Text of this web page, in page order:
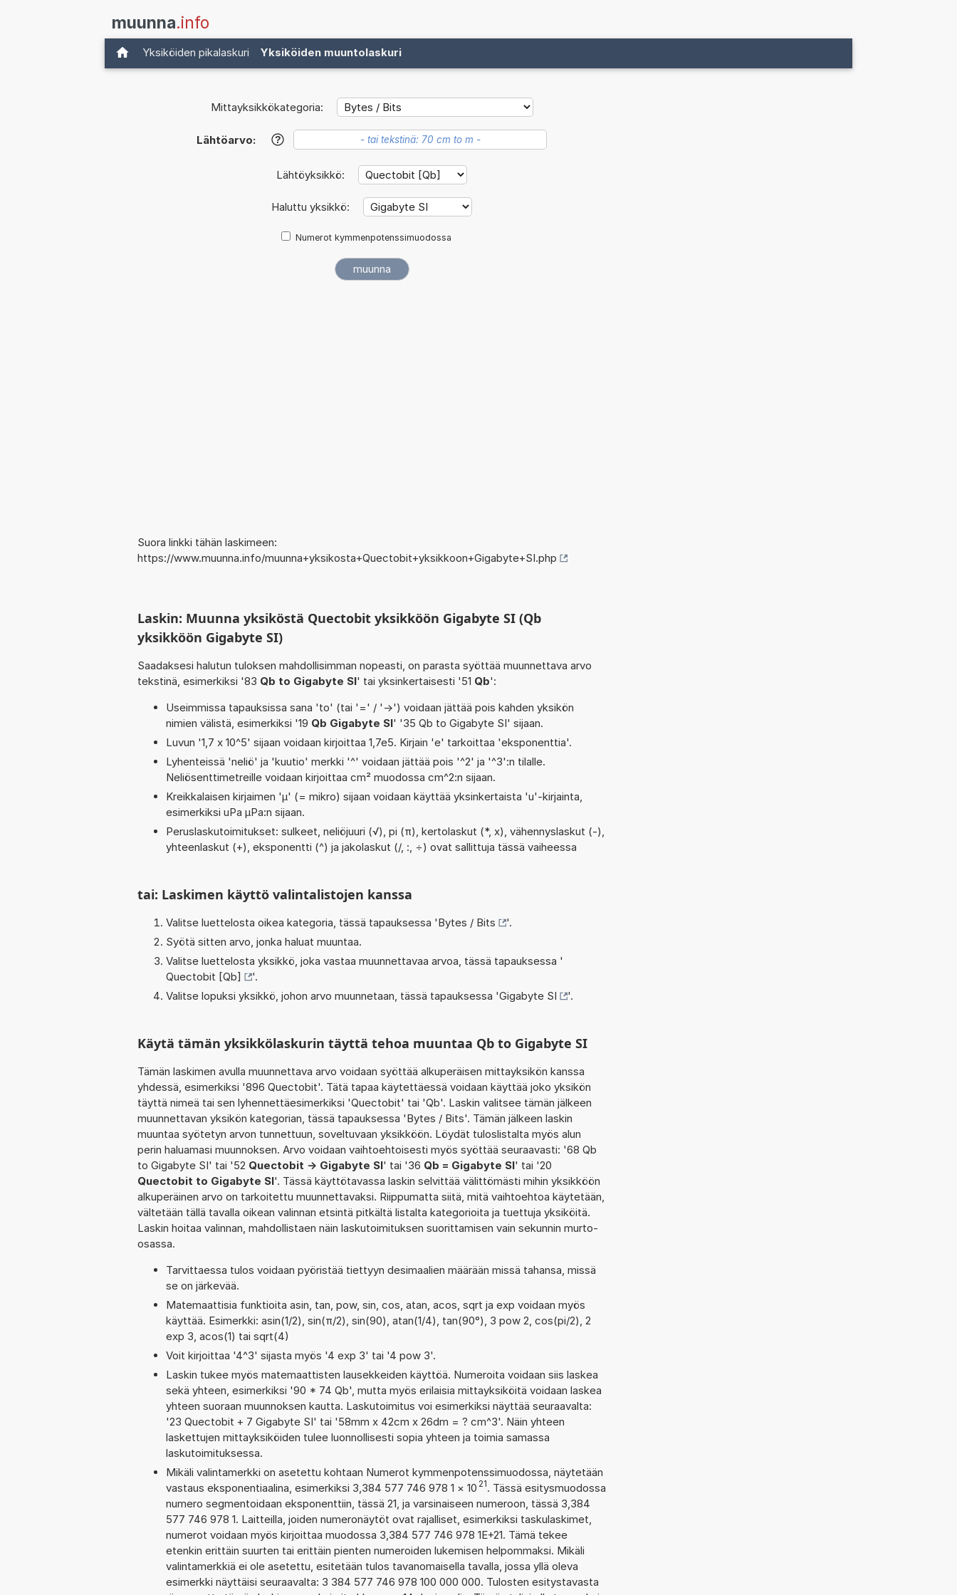
muunna.info
Yksiköiden pikalaskuri Yksiköiden muuntolaskuri
Mittayksikkökategoria:
Lähtöarvo: ?
Lähtöyksikkö:
Haluttu yksikkö:
Numerot kymmenpotenssimuodossa
Suora linkki tähän laskimeen:
https://www.muunna.info/muunna+yksikosta+Quectobit+yksikkoon+Gigabyte+SI.php
Laskin: Muunna yksiköstä Quectobit yksikköön Gigabyte SI (Qb
yksikköön Gigabyte SI)
Saadaksesi halutun tuloksen mahdollisimman nopeasti, on parasta syöttää muunnettava arvo
tekstinä, esimerkiksi '83 Qb to Gigabyte SI' tai yksinkertaisesti '51 Qb':
Useimmissa tapauksissa sana 'to' (tai '=' / '->') voidaan jättää pois kahden yksikön
nimien välistä, esimerkiksi '19 Qb Gigabyte SI' '35 Qb to Gigabyte SI' sijaan.
Luvun '1,7 x 10^5' sijaan voidaan kirjoittaa 1,7e5. Kirjain 'e' tarkoittaa 'eksponenttia'.
Lyhenteissä 'neliö' ja 'kuutio' merkki '^' voidaan jättää pois '^2' ja '^3':n tilalle.
Neliösenttimetreille voidaan kirjoittaa cm² muodossa cm^2:n sijaan.
Kreikkalaisen kirjaimen 'µ' (= mikro) sijaan voidaan käyttää yksinkertaista 'u'-kirjainta,
esimerkiksi uPa µPa:n sijaan.
Peruslaskutoimitukset: sulkeet, neliöjuuri (√), pi (π), kertolaskut (*, x), vähennyslaskut (-),
yhteenlaskut (+), eksponentti (^) ja jakolaskut (/, :, ÷) ovat sallittuja tässä vaiheessa
tai: Laskimen käyttö valintalistojen kanssa
Valitse luettelosta oikea kategoria, tässä tapauksessa 'Bytes / Bits
'.
Syötä sitten arvo, jonka haluat muuntaa.
Valitse luettelosta yksikkö, joka vastaa muunnettavaa arvoa, tässä tapauksessa '
Quectobit [Qb]
'.
Valitse lopuksi yksikkö, johon arvo muunnetaan, tässä tapauksessa 'Gigabyte SI '.
Käytä tämän yksikkölaskurin täyttä tehoa muuntaa Qb to Gigabyte SI
Tämän laskimen avulla muunnettava arvo voidaan syöttää alkuperäisen mittayksikön kanssa
yhdessä, esimerkiksi '896 Quectobit'. Tätä tapaa käytettäessä voidaan käyttää joko yksikön
täyttä nimeä tai sen lyhennettäesimerkiksi 'Quectobit' tai 'Qb'. Laskin valitsee tämän jälkeen
muunnettavan yksikön kategorian, tässä tapauksessa 'Bytes / Bits'. Tämän jälkeen laskin
muuntaa syötetyn arvon tunnettuun, soveltuvaan yksikköön. Löydät tuloslistalta myös alun
perin haluamasi muunnoksen. Arvo voidaan vaihtoehtoisesti myös syöttää seuraavasti: '68 Qb
to Gigabyte SI' tai '52 Quectobit -> Gigabyte SI' tai '36 Qb = Gigabyte SI' tai '20
Quectobit to Gigabyte SI'. Tässä käyttötavassa laskin selvittää välittömästi mihin yksikköön
alkuperäinen arvo on tarkoitettu muunnettavaksi. Riippumatta siitä, mitä vaihtoehtoa käytetään,
vältetään tällä tavalla oikean valinnan etsintä pitkältä listalta kategorioita ja tuettuja yksiköitä.
Laskin hoitaa valinnan, mahdollistaen näin laskutoimituksen suorittamisen vain sekunnin murto-
osassa.
Tarvittaessa tulos voidaan pyöristää tiettyyn desimaalien määrään missä tahansa, missä
se on järkevää.
Matemaattisia funktioita asin, tan, pow, sin, cos, atan, acos, sqrt ja exp voidaan myös
käyttää. Esimerkki: asin(1/2), sin(π/2), sin(90), atan(1/4), tan(90°), 3 pow 2, cos(pi/2), 2
exp 3, acos(1) tai sqrt(4)
Voit kirjoittaa '4^3' sijasta myös '4 exp 3' tai '4 pow 3'.
Laskin tukee myös matemaattisten lausekkeiden käyttöä. Numeroita voidaan siis laskea
sekä yhteen, esimerkiksi '90 * 74 Qb', mutta myös erilaisia mittayksiköitä voidaan laskea
yhteen suoraan muunnoksen kautta. Laskutoimitus voi esimerkiksi näyttää seuraavalta:
'23 Quectobit + 7 Gigabyte SI' tai '58mm x 42cm x 26dm = ? cm^3'. Näin yhteen
laskettujen mittayksiköiden tulee luonnollisesti sopia yhteen ja toimia samassa
laskutoimituksessa.
Mikäli valintamerkki on asetettu kohtaan Numerot kymmenpotenssimuodossa, näytetään
vastaus eksponentiaalina, esimerkiksi 3,384 577 746 978 1 × 10 21. Tässä esitysmuodossa
numero segmentoidaan eksponenttiin, tässä 21, ja varsinaiseen numeroon, tässä 3,384
577 746 978 1. Laitteilla, joiden numeronäytöt ovat rajalliset, esimerkiksi taskulaskimet,
numerot voidaan myös kirjoittaa muodossa 3,384 577 746 978 1E+21. Tämä tekee
etenkin erittäin suurten tai erittäin pienten numeroiden lukemisen helpommaksi. Mikäli
valintamerkkiä ei ole asetettu, esitetään tulos tavanomaisella tavalla, jossa yllä oleva
esimerkki näyttäisi seuraavalta: 3 384 577 746 978 100 000 000. Tulosten esitystavasta